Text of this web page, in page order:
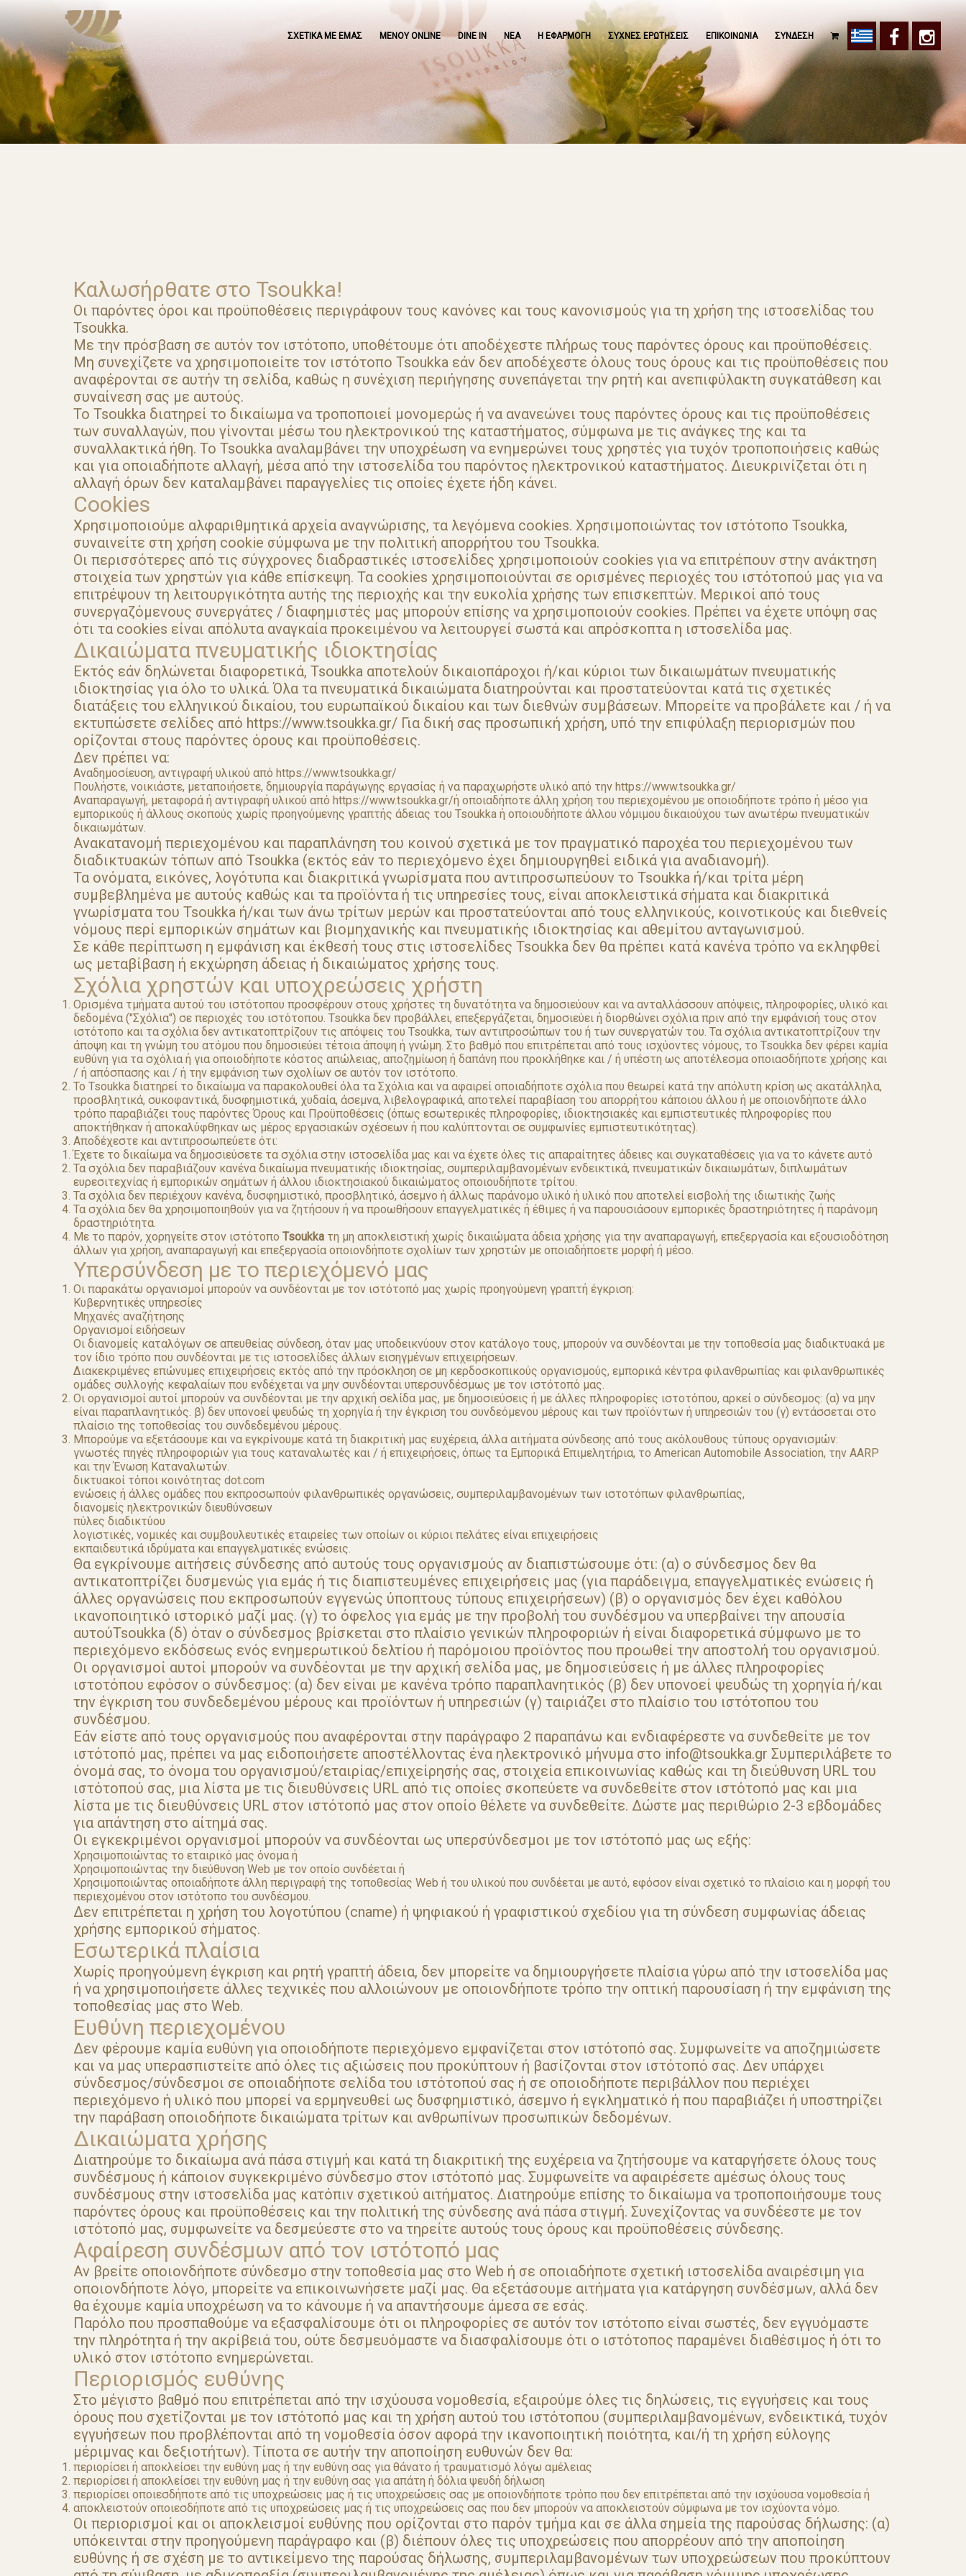
ΣΧΕΤΙΚΑ ΜΕ ΕΜΑΣ ΜΕΝΟΥ ONLINE DINE IN ΝΕΑ Η ΕΦΑΡΜΟΓΗ ΣΥΧΝΕΣ ΕΡΩΤΗΣΕΙΣ ΕΠΙΚΟΙΝΩΝΙΑ ΣΥΝΔΕΣΗ
Καλωσήρθατε στο Tsoukka!
Οι παρόντες όροι και προϋποθέσεις περιγράφουν τους κανόνες και τους κανονισμούς για τη χρήση της ιστοσελίδας του
Tsoukka.
Με την πρόσβαση σε αυτόν τον ιστότοπο, υποθέτουμε ότι αποδέχεστε πλήρως τους παρόντες όρους και προϋποθέσεις.
Μη συνεχίζετε να χρησιμοποιείτε τον ιστότοπο Tsoukka εάν δεν αποδέχεστε όλους τους όρους και τις προϋποθέσεις που
αναφέρονται σε αυτήν τη σελίδα, καθώς η συνέχιση περιήγησης συνεπάγεται την ρητή και ανεπιφύλακτη συγκατάθεση και
συναίνεση σας με αυτούς.
Το Tsoukka διατηρεί το δικαίωμα να τροποποιεί μονομερώς ή να ανανεώνει τους παρόντες όρους και τις προϋποθέσεις
των συναλλαγών, που γίνονται μέσω του ηλεκτρονικού της καταστήματος, σύμφωνα με τις ανάγκες της και τα
συναλλακτικά ήθη. Το Tsoukka αναλαμβάνει την υποχρέωση να ενημερώνει τους χρηστές για τυχόν τροποποιήσεις καθώς
και για οποιαδήποτε αλλαγή, μέσα από την ιστοσελίδα του παρόντος ηλεκτρονικού καταστήματος. Διευκρινίζεται ότι η
αλλαγή όρων δεν καταλαμβάνει παραγγελίες τις οποίες έχετε ήδη κάνει.
Cookies
Χρησιμοποιούμε αλφαριθμητικά αρχεία αναγνώρισης, τα λεγόμενα cookies. Χρησιμοποιώντας τον ιστότοπο Tsoukka,
συναινείτε στη χρήση cookie σύμφωνα με την πολιτική απορρήτου του Tsoukka.
Οι περισσότερες από τις σύγχρονες διαδραστικές ιστοσελίδες χρησιμοποιούν cookies για να επιτρέπουν στην ανάκτηση
στοιχεία των χρηστών για κάθε επίσκεψη. Τα cookies χρησιμοποιούνται σε ορισμένες περιοχές του ιστότοπού μας για να
επιτρέψουν τη λειτουργικότητα αυτής της περιοχής και την ευκολία χρήσης των επισκεπτών. Μερικοί από τους
συνεργαζόμενους συνεργάτες / διαφημιστές μας μπορούν επίσης να χρησιμοποιούν cookies. Πρέπει να έχετε υπόψη σας
ότι τα cookies είναι απόλυτα αναγκαία προκειμένου να λειτουργεί σωστά και απρόσκοπτα η ιστοσελίδα μας.
Δικαιώματα πνευματικής ιδιοκτησίας
Εκτός εάν δηλώνεται διαφορετικά, Tsoukka αποτελούν δικαιοπάροχοι ή/και κύριοι των δικαιωμάτων πνευματικής
ιδιοκτησίας για όλο το υλικά. Όλα τα πνευματικά δικαιώματα διατηρούνται και προστατεύονται κατά τις σχετικές
διατάξεις του ελληνικού δικαίου, του ευρωπαϊκού δικαίου και των διεθνών συμβάσεων. Μπορείτε να προβάλετε και / ή να
εκτυπώσετε σελίδες από https://www.tsoukka.gr/ Για δική σας προσωπική χρήση, υπό την επιφύλαξη περιορισμών που
ορίζονται στους παρόντες όρους και προϋποθέσεις.
Δεν πρέπει να:
Αναδημοσίευση, αντιγραφή υλικού από https://www.tsoukka.gr/
Πουλήστε, νοικιάστε, μεταποιήσετε, δημιουργία παράγωγης εργασίας ή να παραχωρήστε υλικό από την https://www.tsoukka.gr/
Αναπαραγωγή, μεταφορά ή αντιγραφή υλικού από https://www.tsoukka.gr/ή οποιαδήποτε άλλη χρήση του περιεχομένου με οποιοδήποτε τρόπο ή μέσο για
εμπορικούς ή άλλους σκοπούς χωρίς προηγούμενης γραπτής άδειας του Tsoukka ή οποιουδήποτε άλλου νόμιμου δικαιούχου των ανωτέρω πνευματικών
δικαιωμάτων.
Ανακατανομή περιεχομένου και παραπλάνηση του κοινού σχετικά με τον πραγματικό παροχέα του περιεχομένου των
διαδικτυακών τόπων από Tsoukka (εκτός εάν το περιεχόμενο έχει δημιουργηθεί ειδικά για αναδιανομή).
Τα ονόματα, εικόνες, λογότυπα και διακριτικά γνωρίσματα που αντιπροσωπεύουν το Tsoukka ή/και τρίτα μέρη
συμβεβλημένα με αυτούς καθώς και τα προϊόντα ή τις υπηρεσίες τους, είναι αποκλειστικά σήματα και διακριτικά
γνωρίσματα του Tsoukka ή/και των άνω τρίτων μερών και προστατεύονται από τους ελληνικούς, κοινοτικούς και διεθνείς
νόμους περί εμπορικών σημάτων και βιομηχανικής και πνευματικής ιδιοκτησίας και αθεμίτου ανταγωνισμού.
Σε κάθε περίπτωση η εμφάνιση και έκθεσή τους στις ιστοσελίδες Tsoukka δεν θα πρέπει κατά κανένα τρόπο να εκληφθεί
ως μεταβίβαση ή εκχώρηση άδειας ή δικαιώματος χρήσης τους.
Σχόλια χρηστών και υποχρεώσεις χρήστη
Ορισμένα τμήματα αυτού του ιστότοπου προσφέρουν στους χρήστες τη δυνατότητα να δημοσιεύουν και να ανταλλάσσουν απόψεις, πληροφορίες, υλικό και
δεδομένα ("Σχόλια") σε περιοχές του ιστότοπου. Tsoukka δεν προβάλλει, επεξεργάζεται, δημοσιεύει ή διορθώνει σχόλια πριν από την εμφάνισή τους στον
ιστότοπο και τα σχόλια δεν αντικατοπτρίζουν τις απόψεις του Tsoukka, των αντιπροσώπων του ή των συνεργατών του. Τα σχόλια αντικατοπτρίζουν την
άποψη και τη γνώμη του ατόμου που δημοσιεύει τέτοια άποψη ή γνώμη. Στο βαθμό που επιτρέπεται από τους ισχύοντες νόμους, το Tsoukka δεν φέρει καμία
ευθύνη για τα σχόλια ή για οποιοδήποτε κόστος απώλειας, αποζημίωση ή δαπάνη που προκλήθηκε και / ή υπέστη ως αποτέλεσμα οποιασδήποτε χρήσης και
/ ή απόσπασης και / ή την εμφάνιση των σχολίων σε αυτόν τον ιστότοπο.
Το Tsoukka διατηρεί το δικαίωμα να παρακολουθεί όλα τα Σχόλια και να αφαιρεί οποιαδήποτε σχόλια που θεωρεί κατά την απόλυτη κρίση ως ακατάλληλα,
προσβλητικά, συκοφαντικά, δυσφημιστικά, χυδαία, άσεμνα, λιβελογραφικά, αποτελεί παραβίαση του απορρήτου κάποιου άλλου ή με οποιονδήποτε άλλο
τρόπο παραβιάζει τους παρόντες Όρους και Προϋποθέσεις (όπως εσωτερικές πληροφορίες, ιδιοκτησιακές και εμπιστευτικές πληροφορίες που
αποκτήθηκαν ή αποκαλύφθηκαν ως μέρος εργασιακών σχέσεων ή που καλύπτονται σε συμφωνίες εμπιστευτικότητας).
Αποδέχεστε και αντιπροσωπεύετε ότι:
Έχετε το δικαίωμα να δημοσιεύσετε τα σχόλια στην ιστοσελίδα μας και να έχετε όλες τις απαραίτητες άδειες και συγκαταθέσεις για να το κάνετε αυτό
Τα σχόλια δεν παραβιάζουν κανένα δικαίωμα πνευματικής ιδιοκτησίας, συμπεριλαμβανομένων ενδεικτικά, πνευματικών δικαιωμάτων, διπλωμάτων
ευρεσιτεχνίας ή εμπορικών σημάτων ή άλλου ιδιοκτησιακού δικαιώματος οποιουδήποτε τρίτου.
Τα σχόλια δεν περιέχουν κανένα, δυσφημιστικό, προσβλητικό, άσεμνο ή άλλως παράνομο υλικό ή υλικό που αποτελεί εισβολή της ιδιωτικής ζωής
Τα σχόλια δεν θα χρησιμοποιηθούν για να ζητήσουν ή να προωθήσουν επαγγελματικές ή έθιμες ή να παρουσιάσουν εμπορικές δραστηριότητες ή παράνομη
δραστηριότητα.
Με το παρόν, χορηγείτε στον ιστότοπο Tsoukka τη μη αποκλειστική χωρίς δικαιώματα άδεια χρήσης για την αναπαραγωγή, επεξεργασία και εξουσιοδότηση
άλλων για χρήση, αναπαραγωγή και επεξεργασία οποιονδήποτε σχολίων των χρηστών με οποιαδήποετε μορφή ή μέσο.
Υπερσύνδεση με το περιεχόμενό μας
Οι παρακάτω οργανισμοί μπορούν να συνδέονται με τον ιστότοπό μας χωρίς προηγούμενη γραπτή έγκριση:
Κυβερνητικές υπηρεσίες
Μηχανές αναζήτησης
Οργανισμοί ειδήσεων
Οι διανομείς καταλόγων σε απευθείας σύνδεση, όταν μας υποδεικνύουν στον κατάλογο τους, μπορούν να συνδέονται με την τοποθεσία μας διαδικτυακά με
τον ίδιο τρόπο που συνδέονται με τις ιστοσελίδες άλλων εισηγμένων επιχειρήσεων.
Διακεκριμένες επώνυμες επιχειρήσεις εκτός από την πρόσκληση σε μη κερδοσκοπικούς οργανισμούς, εμπορικά κέντρα φιλανθρωπίας και φιλανθρωπικές
ομάδες συλλογής κεφαλαίων που ενδέχεται να μην συνδέονται υπερσυνδέσμως με τον ιστότοπό μας.
Οι οργανισμοί αυτοί μπορούν να συνδέονται με την αρχική σελίδα μας, με δημοσιεύσεις ή με άλλες πληροφορίες ιστοτόπου, αρκεί ο σύνδεσμος: (α) να μην
είναι παραπλανητικός. β) δεν υπονοεί ψευδώς τη χορηγία ή την έγκριση του συνδεόμενου μέρους και των προϊόντων ή υπηρεσιών του (γ) εντάσσεται στο
πλαίσιο της τοποθεσίας του συνδεδεμένου μέρους.
Μπορούμε να εξετάσουμε και να εγκρίνουμε κατά τη διακριτική μας ευχέρεια, άλλα αιτήματα σύνδεσης από τους ακόλουθους τύπους οργανισμών:
γνωστές πηγές πληροφοριών για τους καταναλωτές και / ή επιχειρήσεις, όπως τα Εμπορικά Επιμελητήρια, το American Automobile Association, την AARP
και την Ένωση Καταναλωτών.
δικτυακοί τόποι κοινότητας dot.com
ενώσεις ή άλλες ομάδες που εκπροσωπούν φιλανθρωπικές οργανώσεις, συμπεριλαμβανομένων των ιστοτόπων φιλανθρωπίας,
διανομείς ηλεκτρονικών διευθύνσεων
πύλες διαδικτύου
λογιστικές, νομικές και συμβουλευτικές εταιρείες των οποίων οι κύριοι πελάτες είναι επιχειρήσεις
εκπαιδευτικά ιδρύματα και επαγγελματικές ενώσεις.
Θα εγκρίνουμε αιτήσεις σύνδεσης από αυτούς τους οργανισμούς αν διαπιστώσουμε ότι: (α) ο σύνδεσμος δεν θα
αντικατοπτρίζει δυσμενώς για εμάς ή τις διαπιστευμένες επιχειρήσεις μας (για παράδειγμα, επαγγελματικές ενώσεις ή
άλλες οργανώσεις που εκπροσωπούν εγγενώς ύποπτους τύπους επιχειρήσεων) (β) ο οργανισμός δεν έχει καθόλου
ικανοποιητικό ιστορικό μαζί μας. (γ) το όφελος για εμάς με την προβολή του συνδέσμου να υπερβαίνει την απουσία
αυτούTsoukka (δ) όταν ο σύνδεσμος βρίσκεται στο πλαίσιο γενικών πληροφοριών ή είναι διαφορετικά σύμφωνο με το
περιεχόμενο εκδόσεως ενός ενημερωτικού δελτίου ή παρόμοιου προϊόντος που προωθεί την αποστολή του οργανισμού.
Οι οργανισμοί αυτοί μπορούν να συνδέονται με την αρχική σελίδα μας, με δημοσιεύσεις ή με άλλες πληροφορίες
ιστοτόπου εφόσον ο σύνδεσμος: (α) δεν είναι με κανένα τρόπο παραπλανητικός (β) δεν υπονοεί ψευδώς τη χορηγία ή/και
την έγκριση του συνδεδεμένου μέρους και προϊόντων ή υπηρεσιών (γ) ταιριάζει στο πλαίσιο του ιστότοπου του
συνδέσμου.
Εάν είστε από τους οργανισμούς που αναφέρονται στην παράγραφο 2 παραπάνω και ενδιαφέρεστε να συνδεθείτε με τον
ιστότοπό μας, πρέπει να μας ειδοποιήσετε αποστέλλοντας ένα ηλεκτρονικό μήνυμα στο info@tsoukka.gr Συμπεριλάβετε το
όνομά σας, το όνομα του οργανισμού/εταιρίας/επιχείρησής σας, στοιχεία επικοινωνίας καθώς και τη διεύθυνση URL του
ιστότοπού σας, μια λίστα με τις διευθύνσεις URL από τις οποίες σκοπεύετε να συνδεθείτε στον ιστότοπό μας και μια
λίστα με τις διευθύνσεις URL στον ιστότοπό μας στον οποίο θέλετε να συνδεθείτε. Δώστε μας περιθώριο 2-3 εβδομάδες
για απάντηση στο αίτημά σας.
Οι εγκεκριμένοι οργανισμοί μπορούν να συνδέονται ως υπερσύνδεσμοι με τον ιστότοπό μας ως εξής:
Χρησιμοποιώντας το εταιρικό μας όνομα ή
Χρησιμοποιώντας την διεύθυνση Web με τον οποίο συνδέεται ή
Χρησιμοποιώντας οποιαδήποτε άλλη περιγραφή της τοποθεσίας Web ή του υλικού που συνδέεται με αυτό, εφόσον είναι σχετικό το πλαίσιο και η μορφή του
περιεχομένου στον ιστότοπο του συνδέσμου.
Δεν επιτρέπεται η χρήση του λογοτύπου (cname) ή ψηφιακού ή γραφιστικού σχεδίου για τη σύνδεση συμφωνίας άδειας
χρήσης εμπορικού σήματος.
Εσωτερικά πλαίσια
Χωρίς προηγούμενη έγκριση και ρητή γραπτή άδεια, δεν μπορείτε να δημιουργήσετε πλαίσια γύρω από την ιστοσελίδα μας
ή να χρησιμοποιήσετε άλλες τεχνικές που αλλοιώνουν με οποιονδήποτε τρόπο την οπτική παρουσίαση ή την εμφάνιση της
τοποθεσίας μας στο Web.
Ευθύνη περιεχομένου
Δεν φέρουμε καμία ευθύνη για οποιοδήποτε περιεχόμενο εμφανίζεται στον ιστότοπό σας. Συμφωνείτε να αποζημιώσετε
και να μας υπερασπιστείτε από όλες τις αξιώσεις που προκύπτουν ή βασίζονται στον ιστότοπό σας. Δεν υπάρχει
σύνδεσμος/σύνδεσμοι σε οποιαδήποτε σελίδα του ιστότοπού σας ή σε οποιοδήποτε περιβάλλον που περιέχει
περιεχόμενο ή υλικό που μπορεί να ερμηνευθεί ως δυσφημιστικό, άσεμνο ή εγκληματικό ή που παραβιάζει ή υποστηρίζει
την παράβαση οποιοδήποτε δικαιώματα τρίτων και ανθρωπίνων προσωπικών δεδομένων.
Δικαιώματα χρήσης
Διατηρούμε το δικαίωμα ανά πάσα στιγμή και κατά τη διακριτική της ευχέρεια να ζητήσουμε να καταργήσετε όλους τους
συνδέσμους ή κάποιον συγκεκριμένο σύνδεσμο στον ιστότοπό μας. Συμφωνείτε να αφαιρέσετε αμέσως όλους τους
συνδέσμους στην ιστοσελίδα μας κατόπιν σχετικού αιτήματος. Διατηρούμε επίσης το δικαίωμα να τροποποιήσουμε τους
παρόντες όρους και προϋποθέσεις και την πολιτική της σύνδεσης ανά πάσα στιγμή. Συνεχίζοντας να συνδέεστε με τον
ιστότοπό μας, συμφωνείτε να δεσμεύεστε στο να τηρείτε αυτούς τους όρους και προϋποθέσεις σύνδεσης.
Αφαίρεση συνδέσμων από τον ιστότοπό μας
Αν βρείτε οποιονδήποτε σύνδεσμο στην τοποθεσία μας στο Web ή σε οποιαδήποτε σχετική ιστοσελίδα αναιρέσιμη για
οποιονδήποτε λόγο, μπορείτε να επικοινωνήσετε μαζί μας. Θα εξετάσουμε αιτήματα για κατάργηση συνδέσμων, αλλά δεν
θα έχουμε καμία υποχρέωση να το κάνουμε ή να απαντήσουμε άμεσα σε εσάς.
Παρόλο που προσπαθούμε να εξασφαλίσουμε ότι οι πληροφορίες σε αυτόν τον ιστότοπο είναι σωστές, δεν εγγυόμαστε
την πληρότητα ή την ακρίβειά του, ούτε δεσμευόμαστε να διασφαλίσουμε ότι ο ιστότοπος παραμένει διαθέσιμος ή ότι το
υλικό στον ιστότοπο ενημερώνεται.
Περιορισμός ευθύνης
Στο μέγιστο βαθμό που επιτρέπεται από την ισχύουσα νομοθεσία, εξαιρούμε όλες τις δηλώσεις, τις εγγυήσεις και τους
όρους που σχετίζονται με τον ιστότοπό μας και τη χρήση αυτού του ιστότοπου (συμπεριλαμβανομένων, ενδεικτικά, τυχόν
εγγυήσεων που προβλέπονται από τη νομοθεσία όσον αφορά την ικανοποιητική ποιότητα, και/ή τη χρήση εύλογης
μέριμνας και δεξιοτήτων). Τίποτα σε αυτήν την αποποίηση ευθυνών δεν θα:
περιορίσει ή αποκλείσει την ευθύνη μας ή την ευθύνη σας για θάνατο ή τραυματισμό λόγω αμέλειας
περιορίσει ή αποκλείσει την ευθύνη μας ή την ευθύνη σας για απάτη ή δόλια ψευδή δήλωση
περιορίσει οποιεσδήποτε από τις υποχρεώσεις μας ή τις υποχρεώσεις σας με οποιονδήποτε τρόπο που δεν επιτρέπεται από την ισχύουσα νομοθεσία ή
αποκλειστούν οποιεσδήποτε από τις υποχρεώσεις μας ή τις υποχρεώσεις σας που δεν μπορούν να αποκλειστούν σύμφωνα με τον ισχύοντα νόμο.
Οι περιορισμοί και οι αποκλεισμοί ευθύνης που ορίζονται στο παρόν τμήμα και σε άλλα σημεία της παρούσας δήλωσης: (α)
υπόκεινται στην προηγούμενη παράγραφο και (β) διέπουν όλες τις υποχρεώσεις που απορρέουν από την αποποίηση
ευθύνης ή σε σχέση με το αντικείμενο της παρούσας δήλωσης, συμπεριλαμβανομένων των υποχρεώσεων που προκύπτουν